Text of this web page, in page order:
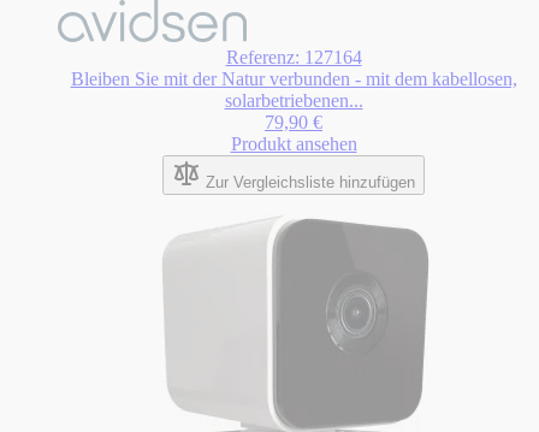
Referenz: 127164
Bleiben Sie mit der Natur verbunden - mit dem kabellosen,
solarbetriebenen...
79,90 €
Produkt ansehen
Zur Vergleichsliste hinzufügen